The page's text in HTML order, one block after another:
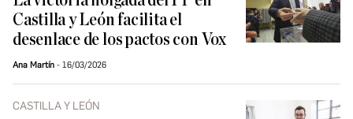
Castilla y León facilita el
desenlace de los pactos con Vox
Ana Martín 16/03/2026
CASTILLA Y LEÓN